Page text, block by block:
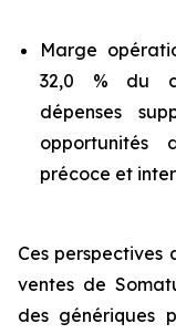
Marge
32,0 % du
dépenses
opportunités
précoce et
Ces
ventes de
des génériques